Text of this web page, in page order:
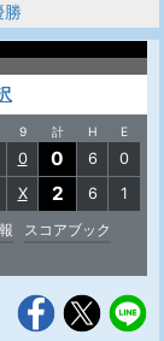
勝
9 計 H E
0 0 6
0
X 2 6
1
スコアブック